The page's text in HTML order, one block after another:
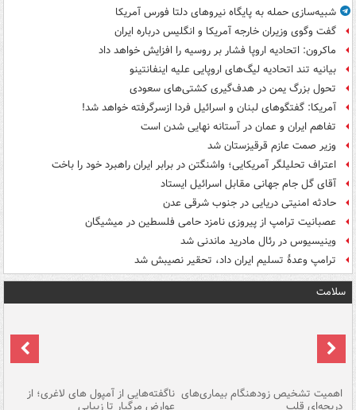
شبیه‌سازی حمله به پایگاه نیروهای دلتا فورس آمریکا
گفت وگوی وزیران خارجه آمریکا و انگلیس درباره ایران
ماکرون: اتحادیه اروپا فشار بر روسیه را افزایش خواهد داد
بیانیه تند اتحادیه لیگ‌های اروپایی علیه اینفانتینو
تحول بزرگ یمن در هدف‌گیری کشتی‌های سعودی
آمریکا: گفتگوهای لبنان و اسرائیل فردا ازسرگرفته خواهد شد!
تفاهم ایران و عمان در آستانه نهایی شدن است
وزیر صمت عازم قرقیزستان شد
اعتراف تحلیلگر آمریکایی؛ واشنگتن در برابر ایران راهبرد خود را باخت
آقای گل جام جهانی مقابل اسرائیل ایستاد
حادثه امنیتی دریایی در جنوب شرقی عدن
عصبانیت ترامپ از پیروزی نامزد حامی فلسطین در میشیگان
وینیسیوس در رئال مادرید ماندنی شد
ترامپ وعدۀ تسلیم ایران داد، تحقیر نصیبش شد
سلامت
اهمیت تشخیص زودهنگام بیماری‌های
دریچه‌ای قلب
ناگفته‌هایی از آمپول های لاغری؛ از
عوارض مرگبار تا زیبایی